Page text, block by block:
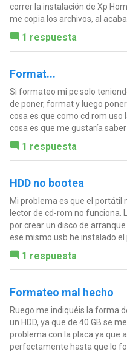
correr la instalación de Xp
me copia los archivos, al
1 respuesta
Format...
Si formateo mi pc solo
de poner, format y luego
cosa es que como cd rom uso
cosa es que me gustaría saber
1 respuesta
HDD no bootea
Mi problema es que el portátil
lector de cd-rom no funciona.
por crear un disco de
ese mismo usb he instalado el
1 respuesta
Formateo mal hecho
Ruego me indiquéis la forma
un HDD, ya que de 40 GB se
problema con la placa ya que
perfectamente hasta que lo